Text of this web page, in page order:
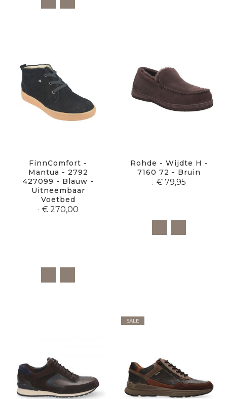
FinnComfort -
Mantua - 2792
427099 - Blauw -
Uitneembaar
Voetbed
€ 270,00
Rohde - Wijdte H -
7160 72 - Bruin
€ 79,95
SALE